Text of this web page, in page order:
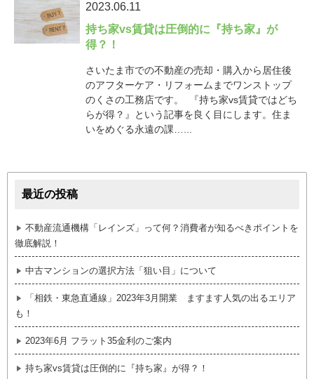
2023.06.11
持ち家vs賃貸は圧倒的に『持ち家』が
得？！
さいたま市での不動産の売却・購入から居住後
のアフターケア・リフォームまでワンストップ
のくさの工務店です。 『持ち家vs賃貸ではどち
らが得？』という記事を良く目にします。住ま
いをめぐる永遠の課…...
最近の投稿
不動産流通機構「レインズ」って何？消費者が知るべきポイントを
徹底解説！
中古マンションの選択方法「狙い目」について
「相鉄・東急直通線」2023年3月開業 ますます人気の出るエリア
も！
2023年6月 フラット35金利のご案内
持ち家vs賃貸は圧倒的に『持ち家』が得？！